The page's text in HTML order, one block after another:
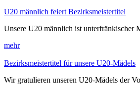
U20 männlich feiert Bezirksmeistertitel
Unsere U20 männlich ist unterfränkischer
mehr
Bezirksmeistertitel für unsere U20-Mädels
Wir gratulieren unseren U20-Mädels der